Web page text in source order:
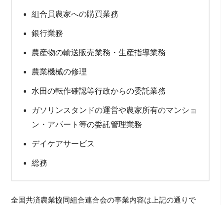
組合員農家への購買業務
銀行業務
農産物の輸送販売業務・生産指導業務
農業機械の修理
水田の転作確認等行政からの委託業務
ガソリンスタンドの運営や農家所有のマンショ
ン・アパート等の委託管理業務
デイケアサービス
総務
全国共済農業協同組合連合会の事業内容は上記の通りで